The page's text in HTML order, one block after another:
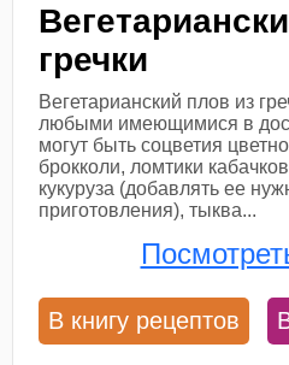
гречки
Вегетарианский плов из
любыми имеющимися в
могут быть соцветия
брокколи, ломтики
кукуруза (добавлять ее
приготовления), тыква...
В книгу рецептов